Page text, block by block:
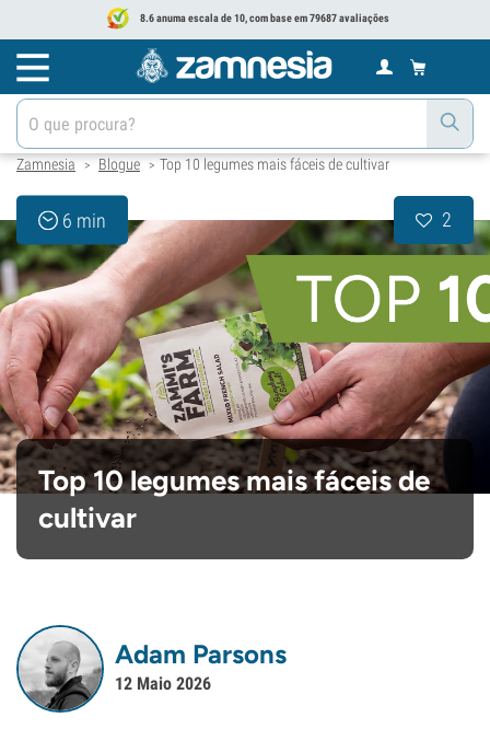
8.6 anuma escala de 10, com base em 79687 avaliações
Zamnesia > Blogue > Top 10 legumes mais fáceis de cultivar
6 min 2
Top 10 legumes mais fáceis de
cultivar
Adam Parsons
12 Maio 2026